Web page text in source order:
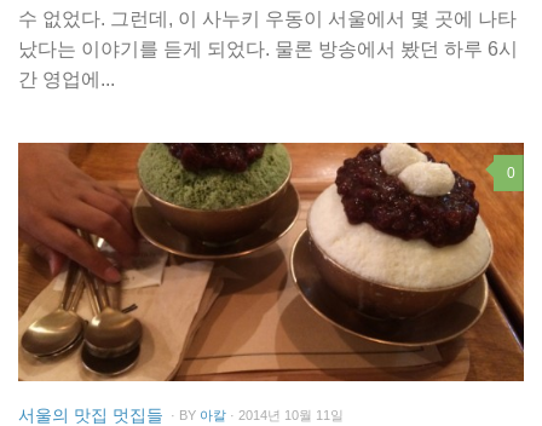
수 없었다. 그런데, 이 사누키 우동이 서울에서 몇 곳에 나타
났다는 이야기를 듣게 되었다. 물론 방송에서 봤던 하루 6시
간 영업에...
0
서울의 맛집 멋집들 · BY 아칼 · 2014년 10월 11일